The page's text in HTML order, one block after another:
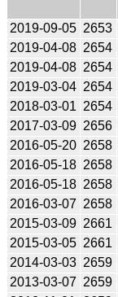
2019-09-05 2653
2019-04-08 2654
2019-04-08 2654
2019-03-04 2654
2018-03-01 2654
2017-03-09 2656
2016-05-20 2658
2016-05-18 2658
2016-05-18 2658
2016-03-07 2658
2015-03-09 2661
2015-03-05 2661
2014-03-03 2659
2013-03-07 2659